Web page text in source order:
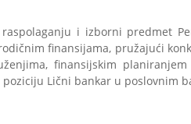
i izborni predmet
finansijama, pružajući
finansijskim
Lični bankar u poslovnim